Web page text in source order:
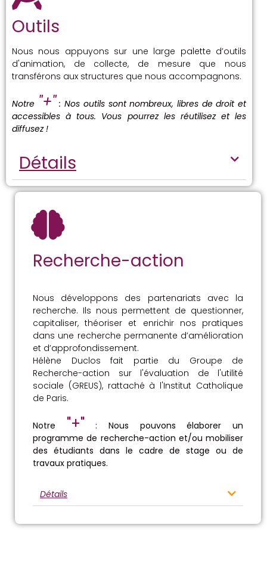
Outils​
Nous nous appuyons sur une large palette d’outils
d'animation, de collecte, de mesure que nous
transférons aux structures que nous accompagnons.
Notre "+" : Nos outils sont nombreux, libres de droit et
accessibles à tous. Vous pourrez les réutilisez et les
diffusez !
Détails
Recherche-action
Nous développons des partenariats avec la
recherche. Ils nous permettent de questionner,
capitaliser, théoriser et enrichir nos pratiques
dans une recherche permanente d’amélioration
et d’approfondissement.
Hélène Duclos fait partie du Groupe de
Recherche-action sur l'évaluation de l'utilité
sociale (GREUS), rattaché à l'Institut Catholique
de Paris.
Notre "+" : Nous pouvons élaborer un
programme de recherche-action et/ou mobiliser
des étudiants dans le cadre de stage ou de
travaux pratiques.
Détails